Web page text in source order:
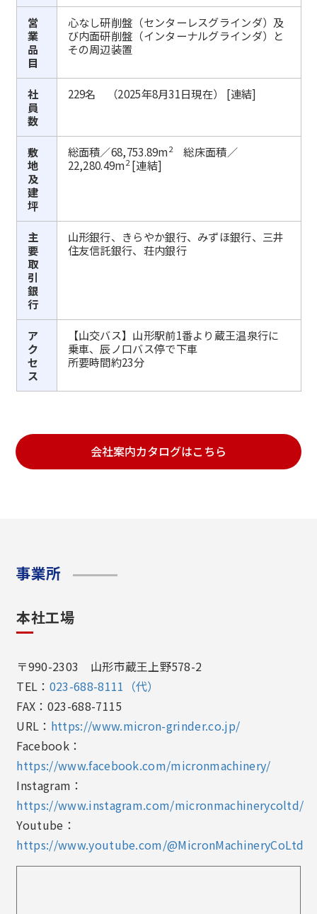
営
業
品
目
心なし研削盤（センターレスグラインダ）及
び内面研削盤（インターナルグラインダ）と
その周辺装置
社
員
数
229名 （2025年8月31日現在） [連結]
敷
地
及
建
坪
総面積／68,753.89m2総床面積／
22,280.49m2[連結]
主
要
取
引
銀
行
山形銀行、きらやか銀行、みずほ銀行、三井
住友信託銀行、荘内銀行
ア
ク
セ
ス
【山交バス】山形駅前1番より蔵王温泉行に
乗車、辰ノ口バス停で下車
所要時間約23分
会社案内カタログはこちら
事業所
本社工場
〒990-2303 山形市蔵王上野578-2
TEL： 023-688-8111（代）
FAX：023-688-7115
URL： https://www.micron-grinder.co.jp/
Facebook：
https://www.facebook.com/micronmachinery/
Instagram：
https://www.instagram.com/micronmachinerycoltd/
Youtube：
https://www.youtube.com/@MicronMachineryCoLtd